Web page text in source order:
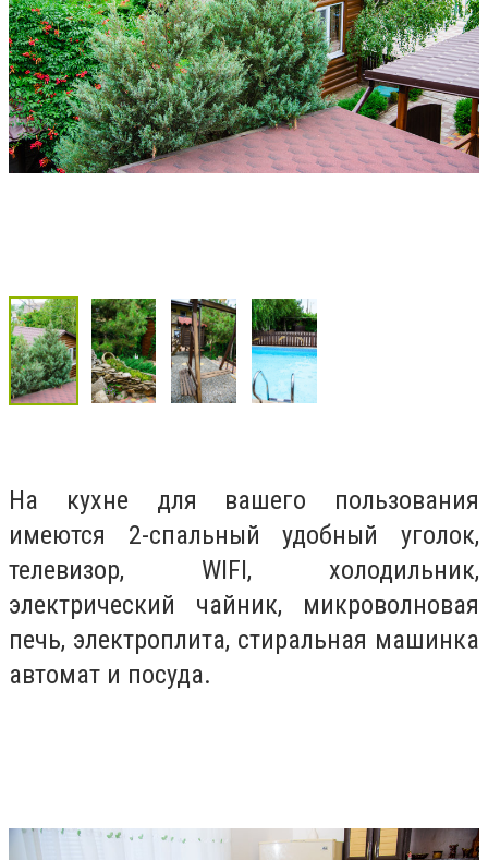
На кухне для вашего пользования
имеются 2-спальный удобный уголок,
телевизор, WIFI, холодильник,
электрический чайник, микроволновая
печь, электроплита, стиральная машинка
автомат и посуда.